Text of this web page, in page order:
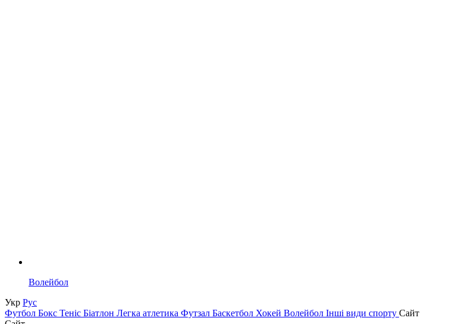
Волейбол
Укр Рус
Футбол Бокс Теніс Біатлон Легка атлетика Футзал Баскетбол Хокей Волейбол Інші види спорту Сайт